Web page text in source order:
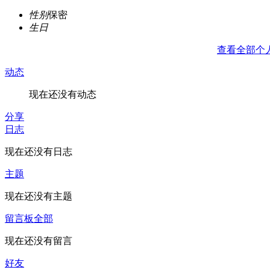
性别保密
生日
查看全部个
动态
现在还没有动态
分享
日志
现在还没有日志
主题
现在还没有主题
留言板全部
现在还没有留言
好友